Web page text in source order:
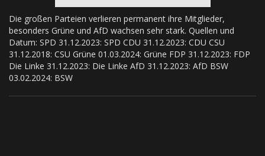
Die großen Parteien verlieren permanent ihre Mitglieder,
besonders Grüne und AfD wachsen sehr stark. Quellen und
Datum: SPD 31.12.2023: SPD CDU 31.12.2023: CDU CSU
31.12.2018: CSU Grüne 01.03.2024: Grüne FDP 31.12.2023: FDP
Die Linke 31.12.2023: Die Linke AfD 31.12.2023: AfD BSW
03.02.2024: BSW